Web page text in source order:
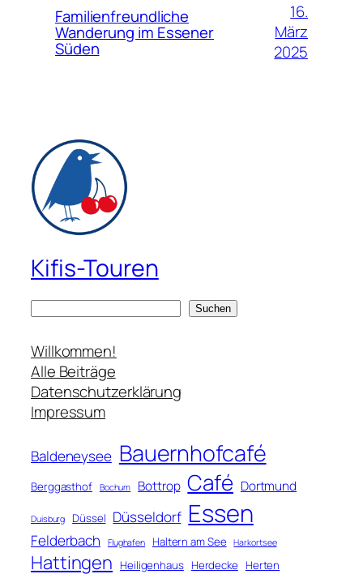
Familienfreundliche
Wanderung im Essener
Süden
16.
März
2025
Kifis-Touren
c
h
e
n
Suchen
Willkommen!
Alle Beiträge
Datenschutzerklärung
Impressum
Baldeneysee Bauernhofcafé
Berggasthof Bochum Bottrop Café Dortmund
Duisburg Düssel Düsseldorf Essen
Felderbach Flughafen Haltern am See Harkortsee
Hattingen Heiligenhaus Herdecke Herten